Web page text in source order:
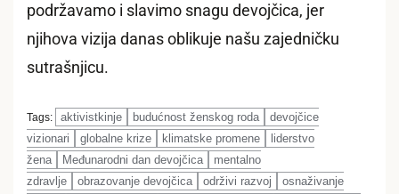
podržavamo i slavimo snagu devojčica, jer
njihova vizija danas oblikuje našu zajedničku
sutrašnjicu.
Tags: aktivistkinje budućnost ženskog roda
devojčice
vizionari
globalne krize klimatske promene
liderstvo
žena
Međunarodni dan devojčica
mentalno
zdravlje
obrazovanje devojčica održivi razvoj
osnaživanje